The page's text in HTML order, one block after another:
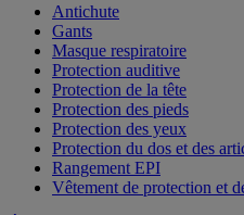
Antichute
Gants
Masque respiratoire
Protection auditive
Protection de la tête
Protection des pieds
Protection des yeux
Protection du dos et des
Rangement EPI
Vêtement de protection et